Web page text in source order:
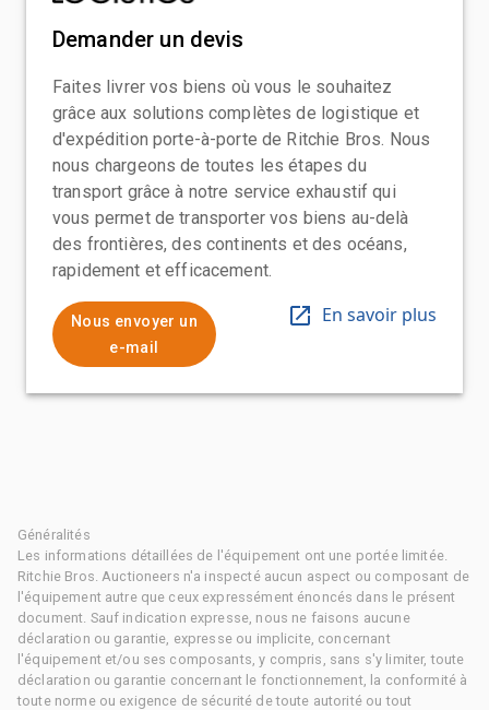
Demander un devis
Faites livrer vos biens où vous le souhaitez
grâce aux solutions complètes de logistique et
d'expédition porte-à-porte de Ritchie Bros. Nous
nous chargeons de toutes les étapes du
transport grâce à notre service exhaustif qui
vous permet de transporter vos biens au-delà
des frontières, des continents et des océans,
rapidement et efficacement.
Nous envoyer un
e-mail
En savoir plus
Généralités
Les informations détaillées de l'équipement ont une portée limitée.
Ritchie Bros. Auctioneers n'a inspecté aucun aspect ou composant de
l'équipement autre que ceux expressément énoncés dans le présent
document. Sauf indication expresse, nous ne faisons aucune
déclaration ou garantie, expresse ou implicite, concernant
l'équipement et/ou ses composants, y compris, sans s'y limiter, toute
déclaration ou garantie concernant le fonctionnement, la conformité à
toute norme ou exigence de sécurité de toute autorité ou tout